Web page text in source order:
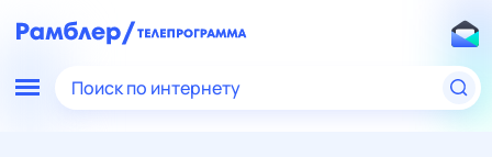
Поиск по интернету